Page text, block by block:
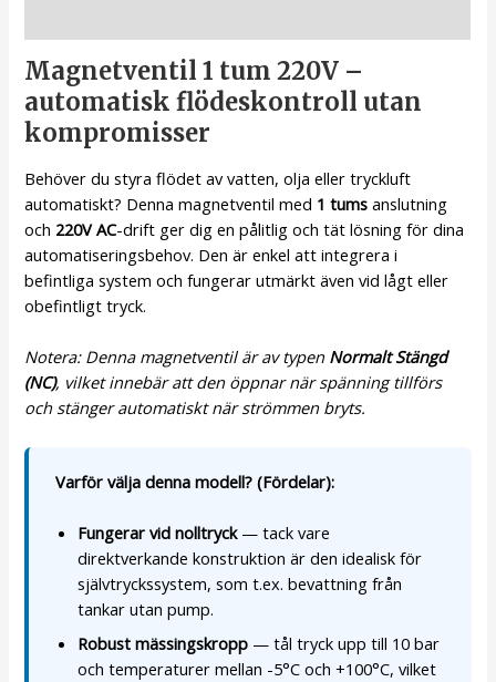
Magnetventil 1 tum 220V –
automatisk flödeskontroll utan
kompromisser
Behöver du styra flödet av vatten, olja eller tryckluft
automatiskt? Denna magnetventil med 1 tums anslutning
och 220V AC-drift ger dig en pålitlig och tät lösning för dina
automatiseringsbehov. Den är enkel att integrera i
befintliga system och fungerar utmärkt även vid lågt eller
obefintligt tryck.
Notera: Denna magnetventil är av typen Normalt Stängd
(NC), vilket innebär att den öppnar när spänning tillförs
och stänger automatiskt när strömmen bryts.
Varför välja denna modell? (Fördelar):
Fungerar vid nolltryck— tack vare
direktverkande konstruktion är den idealisk för
självtryckssystem, som t.ex. bevattning från
tankar utan pump.
Robust mässingskropp — tål tryck upp till 10 bar
och temperaturer mellan -5°C och +100°C, vilket